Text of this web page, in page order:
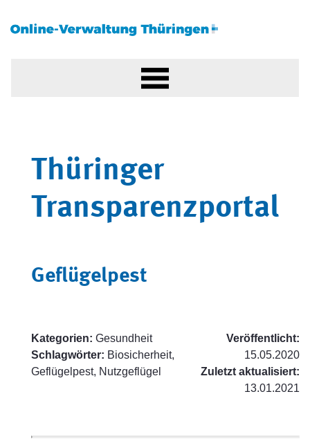
Thüringer
Transparenzportal
Geflügelpest
Kategorien: Gesundheit
Schlagwörter: Biosicherheit,
Geflügelpest, Nutzgeflügel
Veröffentlicht:
15.05.2020
Zuletzt aktualisiert:
13.01.2021